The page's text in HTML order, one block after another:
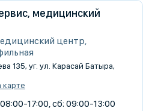
медицинский
центр,
135, уг. ул. Карасай Батыра,
карте
17:00, сб: 09:00-13:00